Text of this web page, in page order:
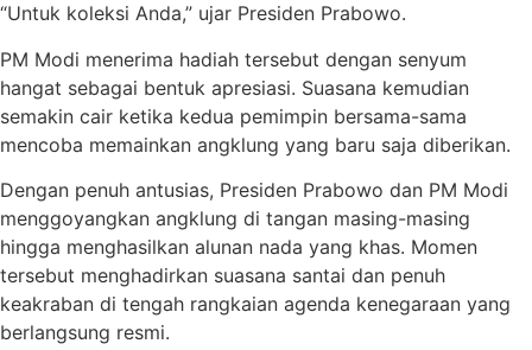
“Untuk koleksi Anda,” ujar Presiden Prabowo.
PM Modi menerima hadiah tersebut dengan senyum
hangat sebagai bentuk apresiasi. Suasana kemudian
semakin cair ketika kedua pemimpin bersama-sama
mencoba memainkan angklung yang baru saja diberikan.
Dengan penuh antusias, Presiden Prabowo dan PM Modi
menggoyangkan angklung di tangan masing-masing
hingga menghasilkan alunan nada yang khas. Momen
tersebut menghadirkan suasana santai dan penuh
keakraban di tengah rangkaian agenda kenegaraan yang
berlangsung resmi.